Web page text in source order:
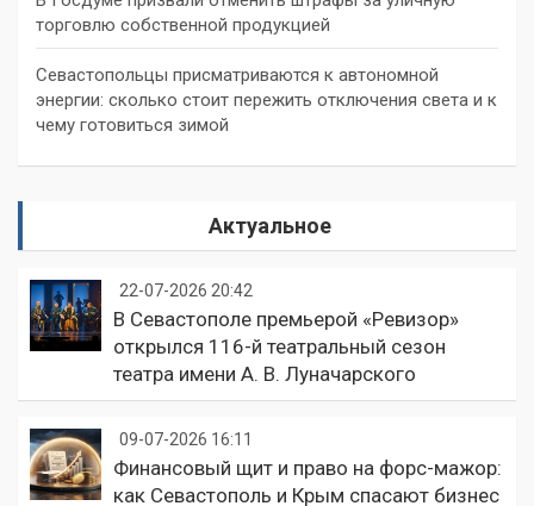
торговлю собственной продукцией
Севастопольцы присматриваются к автономной
энергии: сколько стоит пережить отключения света и к
чему готовиться зимой
Актуальное
22-07-2026 20:42
В Севастополе премьерой «Ревизор»
открылся 116-й театральный сезон
театра имени А. В. Луначарского
09-07-2026 16:11
Финансовый щит и право на форс-мажор:
как Севастополь и Крым спасают бизнес